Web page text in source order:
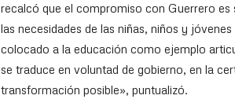
recalcó que el compromiso con Guerrero
las necesidades de las niñas, niños y
colocado a la educación como ejemplo
se traduce en voluntad de gobierno, en la
transformación posible», puntualizó.